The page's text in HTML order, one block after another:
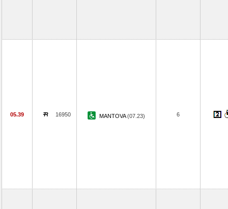
05.39 16950 MANTOVA(07.23) 6